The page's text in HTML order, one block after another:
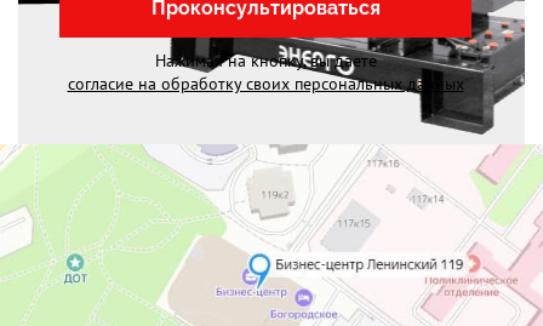
Проконсультироваться
Нажимая на кнопку, вы даете
согласие на обработку своих персональных данных